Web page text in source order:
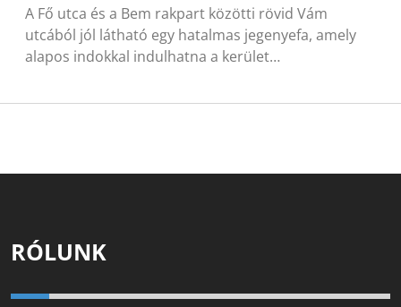
A Fő utca és a Bem rakpart közötti rövid Vám
utcából jól látható egy hatalmas jegenyefa, amely
alapos indokkal indulhatna a kerület…
RÓLUNK